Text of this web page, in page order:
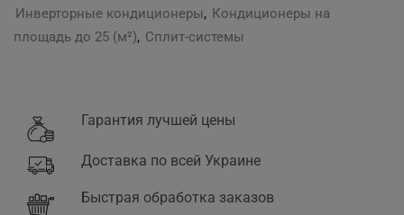
Инверторные кондиционеры, Кондиционеры на
площадь до 25 (м²), Сплит-системы
Гарантия лучшей цены
Доставка по всей Украине
Быстрая обработка заказов